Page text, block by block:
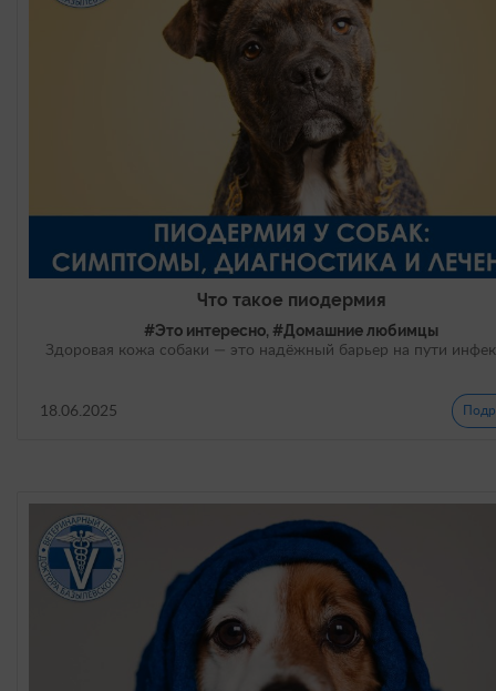
Что такое пиодермия
#Это интересно, #Домашние любимцы
Здоровая кожа собаки — это надёжный барьер на пути
18.06.2025